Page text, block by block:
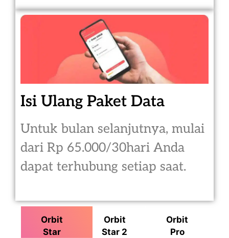
Isi Ulang Paket Data
Untuk bulan selanjutnya, mulai
dari Rp 65.000/30hari Anda
dapat terhubung setiap saat.
Orbit
Star
Orbit
Star 2
Orbit
Pro